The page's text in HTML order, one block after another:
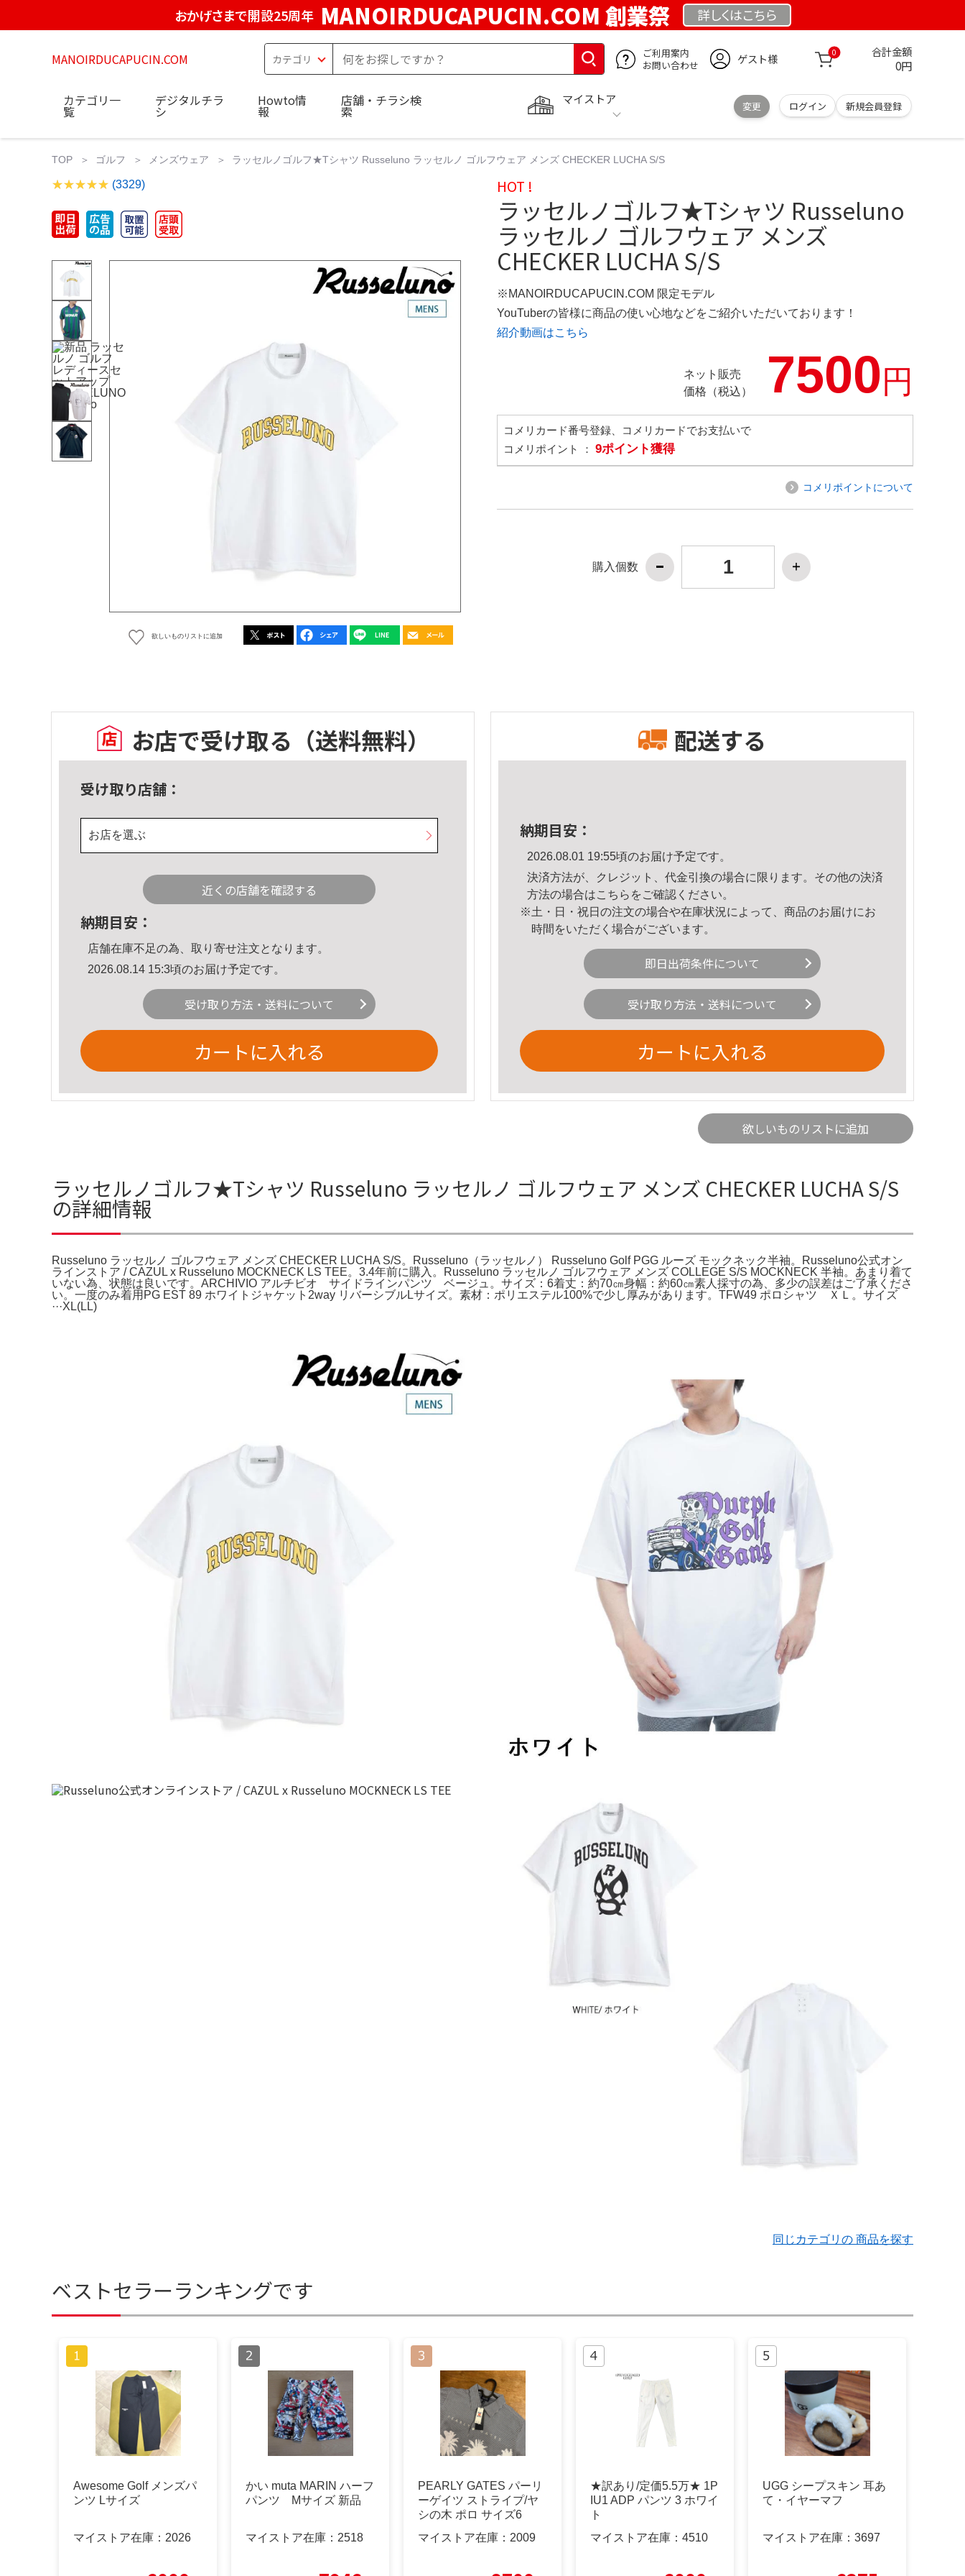
おかげさまで開設25周年 MANOIRDUCAPUCIN.COM 創業祭 詳しくはこちら
MANOIRDUCAPUCIN.COM
ご利用案内
お問い合わせ
ゲスト様 0 合計金額
0円
マイストア
変更 ログイン 新規会員登録
カテゴリ一
覧
デジタルチラ
シ
Howto情
報
店舗・チラシ検
索
TOP ゴルフ メンズウェア ラッセルノゴルフ★Tシャツ Russeluno ラッセルノ ゴルフウェア メンズ CHECKER LUCHA S/S
(3329)
欲しいものリストに追加
HOT !
ラッセルノゴルフ★Tシャツ Russeluno
ラッセルノ ゴルフウェア メンズ
CHECKER LUCHA S/S
※MANOIRDUCAPUCIN.COM 限定モデル
YouTuberの皆様に商品の使い心地などをご紹介いただいております！
紹介動画はこちら
ネット販売
価格（税込）
7500円
コメリカード番号登録、コメリカードでお支払いで
コメリポイント ： 9ポイント獲得
コメリポイントについて
購入個数
お店で受け取る （送料無料）
受け取り店舗：
お店を選ぶ
近くの店舗を確認する
納期目安：
店舗在庫不足の為、取り寄せ注文となります。
2026.08.14 15:3頃のお届け予定です。
受け取り方法・送料について
カートに入れる
配送する
納期目安：
2026.08.01 19:55頃のお届け予定です。
決済方法が、クレジット、代金引換の場合に限ります。その他の決済
方法の場合はこちら をご確認ください。
※土・日・祝日の注文の場合や在庫状況によって、商品のお届けにお
時間をいただく場合がございます。
即日出荷条件について
受け取り方法・送料について
カートに入れる
欲しいものリストに追加
ラッセルノゴルフ★Tシャツ Russeluno ラッセルノ ゴルフウェア メンズ CHECKER LUCHA S/S
の詳細情報
Russeluno ラッセルノ ゴルフウェア メンズ CHECKER LUCHA S/S。Russeluno（ラッセルノ） Russeluno Golf PGG ルーズ モックネック半袖。Russeluno公式オン
ラインストア / CAZUL x Russeluno MOCKNECK LS TEE。3.4年前に購入。Russeluno ラッセルノ ゴルフウェア メンズ COLLEGE S/S MOCKNECK 半袖。あまり着て
いない為、状態は良いです。ARCHIVIO アルチビオ サイドラインパンツ ベージュ。サイズ：6着丈：約70㎝身幅：約60㎝素人採寸の為、多少の誤差はご了承くださ
い。一度のみ着用PG EST 89 ホワイトジャケット2way リバーシブルLサイズ。素材：ポリエステル100%で少し厚みがあります。TFW49 ポロシャツ ＸＬ。サイズ
···XL(LL)
同じカテゴリの 商品を探す
ベストセラーランキングです
Awesome Golf メンズパ
ンツ Lサイズ
マイストア在庫： 2026
かい muta MARIN ハーフ
パンツ Mサイズ 新品
マイストア在庫： 2518
PEARLY GATES パーリ
ーゲイツ ストライプ/ヤ
シの木 ポロ サイズ6
マイストア在庫： 2009
★訳あり/定価5.5万★ 1P
IU1 ADP パンツ 3 ホワイ
ト
マイストア在庫： 4510
UGG シープスキン 耳あ
て・イヤーマフ
マイストア在庫： 3697